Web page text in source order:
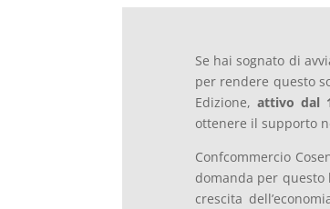
Se hai sognato di
per rendere questo
Edizione, attivo dal
ottenere il supporto
Confcommercio
domanda per
crescita